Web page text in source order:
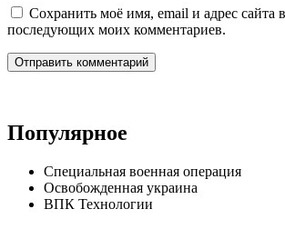
Сохранить моё имя, email и адрес сайта
последующих моих комментариев.
Популярное
Специальная военная операция
Освобожденная украина
ВПК Технологии